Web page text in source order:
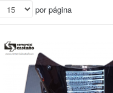
por página